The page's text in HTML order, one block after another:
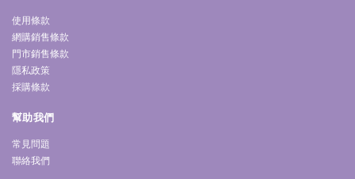
使用條款
網購銷售條款
門市銷售條款
隱私政策
採購條款
幫助我們
常見問題
聯絡我們